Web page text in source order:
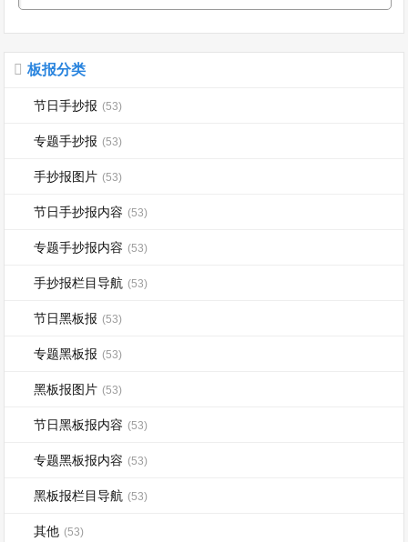
板报分类
节日手抄报 (53)
专题手抄报 (53)
手抄报图片 (53)
节日手抄报内容 (53)
专题手抄报内容 (53)
手抄报栏目导航 (53)
节日黑板报 (53)
专题黑板报 (53)
黑板报图片 (53)
节日黑板报内容 (53)
专题黑板报内容 (53)
黑板报栏目导航 (53)
其他 (53)